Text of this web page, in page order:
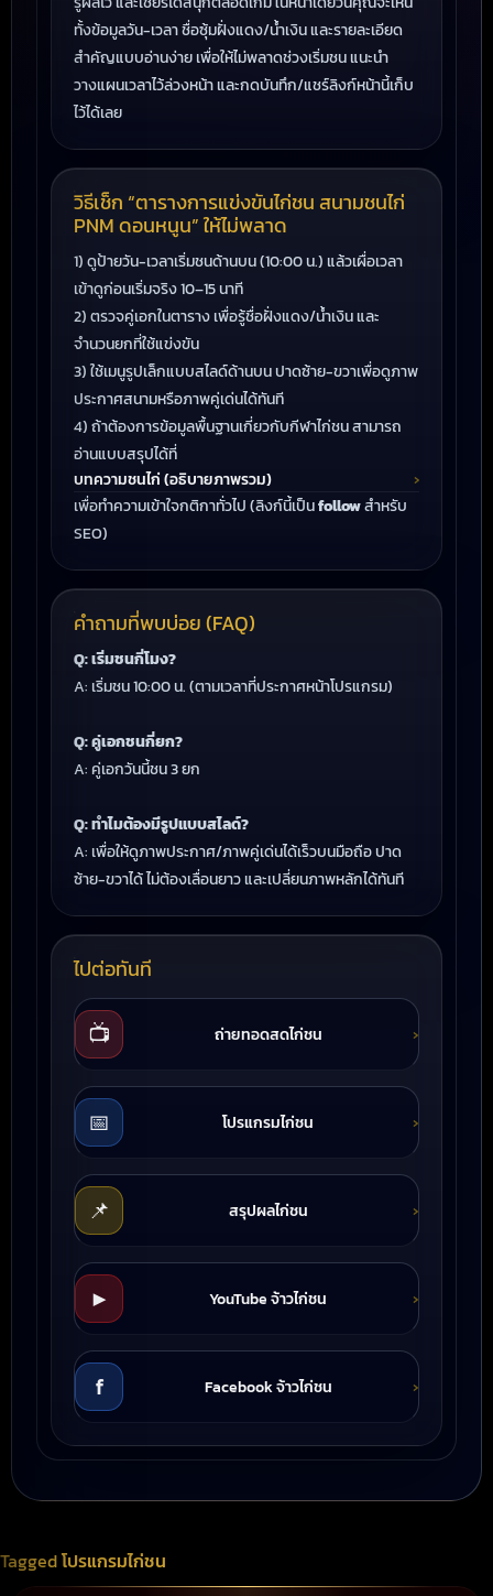
ทั้งข้อมูลวัน-เวลา ชื่อซุ้มฝั่งแดง/น้ำเงิน และรายละเอียด
สำคัญแบบอ่านง่าย เพื่อให้ไม่พลาดช่วงเริ่มชน แนะนำ
วางแผนเวลาไว้ล่วงหน้า และกดบันทึก/แชร์ลิงก์หน้านี้เก็บ
ไว้ได้เลย
วิธีเช็ก “ตารางการแข่งขันไก่ชน สนามชนไก่
PNM ดอนหนูน” ให้ไม่พลาด
1) ดูป้ายวัน-เวลาเริ่มชนด้านบน (10:00 น.) แล้วเผื่อเวลา
เข้าดูก่อนเริ่มจริง 10–15 นาที
2) ตรวจคู่เอกในตาราง เพื่อรู้ชื่อฝั่งแดง/น้ำเงิน และ
จำนวนยกที่ใช้แข่งขัน
3) ใช้เมนูรูปเล็กแบบสไลด์ด้านบน ปาดซ้าย-ขวาเพื่อดูภาพ
ประกาศสนามหรือภาพคู่เด่นได้ทันที
4) ถ้าต้องการข้อมูลพื้นฐานเกี่ยวกับกีฬาไก่ชน สามารถ
อ่านแบบสรุปได้ที่
บทความชนไก่ (อธิบายภาพรวม)
เพื่อทำความเข้าใจกติกาทั่วไป (ลิงก์นี้เป็นfollowสำหรับ
SEO)
คำถามที่พบบ่อย (FAQ)
Q: เริ่มชนกี่โมง?
A: เริ่มชน 10:00 น. (ตามเวลาที่ประกาศหน้าโปรแกรม)
Q: คู่เอกชนกี่ยก?
A: คู่เอกวันนี้ชน 3 ยก
Q: ทำไมต้องมีรูปแบบสไลด์?
A: เพื่อให้ดูภาพประกาศ/ภาพคู่เด่นได้เร็วบนมือถือ ปาด
ซ้าย-ขวาได้ ไม่ต้องเลื่อนยาว และเปลี่ยนภาพหลักได้ทันที
ไปต่อทันที
📺 ถ่ายทอดสดไก่ชน
📅 โปรแกรมไก่ชน
📌 สรุปผลไก่ชน
▶️ YouTube จ้าวไก่ชน
f Facebook จ้าวไก่ชน
Taggedโปรแกรมไก่ชน